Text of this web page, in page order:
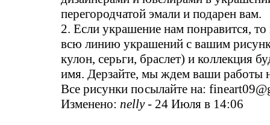
перегородчатой эмали и подарен вам.
2. Если украшение нам понравится,
всю линию украшений с вашим
кулон, серьги, браслет) и коллекция
имя. Дерзайте, мы ждем ваши работы
Все рисунки посылайте на:
Изменено: nelly - 24 Июля в 14:06